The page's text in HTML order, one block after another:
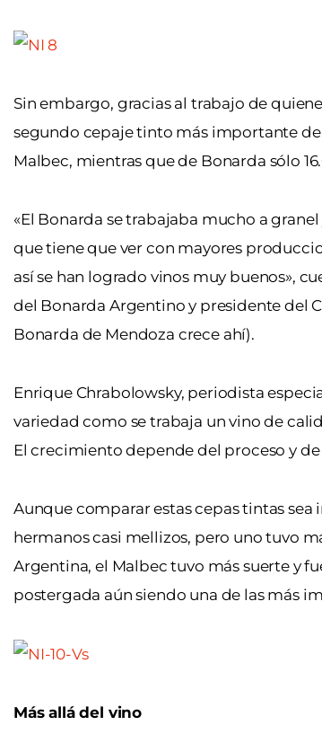
Sin embargo, gracias al trabajo de
segundo cepaje tinto más importante
Malbec, mientras que de Bonarda sólo
«El Bonarda se trabajaba mucho a
que tiene que ver con mayores
así se han logrado vinos muy buenos»,
del Bonarda Argentino y presidente del
Bonarda de Mendoza crece ahí).
Enrique Chrabolowsky, periodista
variedad como se trabaja un vino de
El crecimiento depende del proceso y
Aunque comparar estas cepas tintas sea
hermanos casi mellizos, pero uno tuvo
Argentina, el Malbec tuvo más suerte y
postergada aún siendo una de las más
Más allá del vino